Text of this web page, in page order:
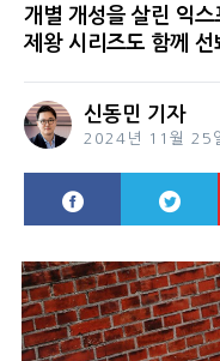
개별 개성을 살린 익스
제왕 시리즈도 함께 선
신동민 기자
2024년 11월 25